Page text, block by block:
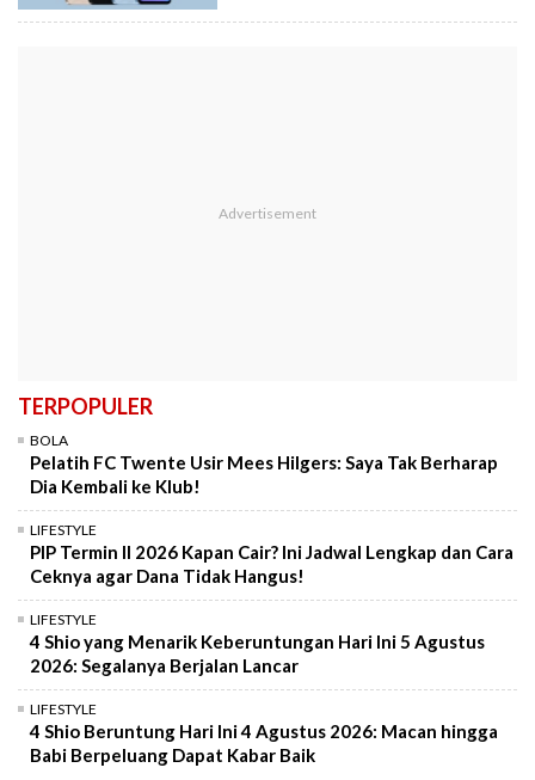
TERPOPULER
BOLA
Pelatih FC Twente Usir Mees Hilgers: Saya Tak Berharap
Dia Kembali ke Klub!
LIFESTYLE
PIP Termin II 2026 Kapan Cair? Ini Jadwal Lengkap dan Cara
Ceknya agar Dana Tidak Hangus!
LIFESTYLE
4 Shio yang Menarik Keberuntungan Hari Ini 5 Agustus
2026: Segalanya Berjalan Lancar
LIFESTYLE
4 Shio Beruntung Hari Ini 4 Agustus 2026: Macan hingga
Babi Berpeluang Dapat Kabar Baik